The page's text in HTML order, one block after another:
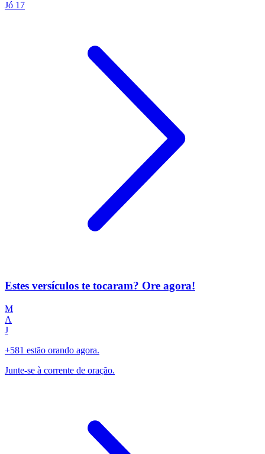
Jó 17
Estes versículos te tocaram? Ore agora!
M
A
J
+581 estão orando agora.
Junte-se à corrente de oração.